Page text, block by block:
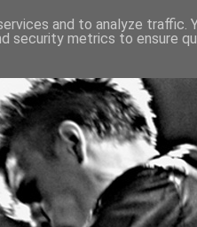
and to analyze traffic.
security metrics to ensure